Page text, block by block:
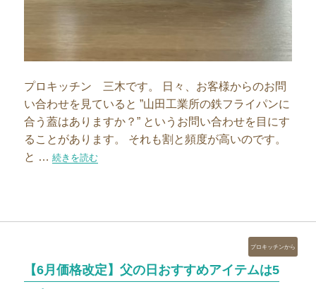
プロキッチン 三木です。 日々、お客様からのお問
い合わせを見ていると ”山田工業所の鉄フライパンに
合う蓋はありますか？” というお問い合わせを目にす
ることがあります。 それも割と頻度が高いのです。
と …“山田工業所鉄フライパンの蓋はこれ！蓋迷子はこれで解決”の
続きを読む
【6月価格改定】父の日おすすめアイテムは5
カ
テ
ゴ
プロキッチンから